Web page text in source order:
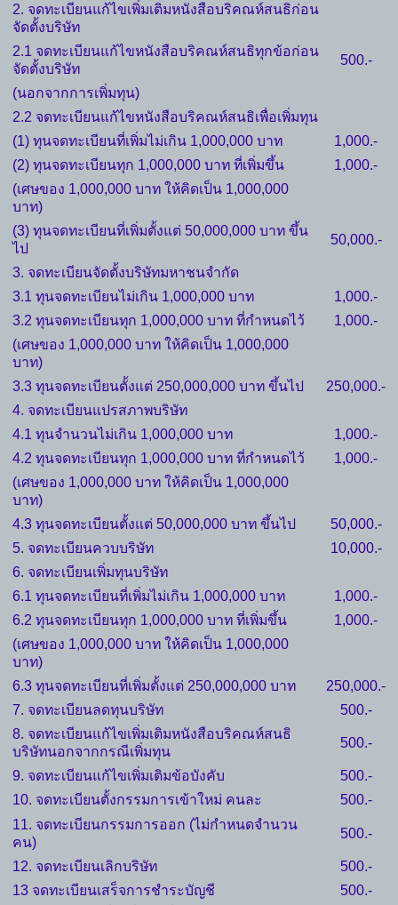
2. จดทะเบียนแก้ไขเพิ่มเติมหนังสือบริคณห์สนธิก่อน
จัดตั้งบริษัท
2.1 จดทะเบียนแก้ไขหนังสือบริคณห์สนธิทุกข้อก่อน
จัดตั้งบริษัท
500.-
(นอกจากการเพิ่มทุน)
2.2 จดทะเบียนแก้ไขหนังสือบริคณห์สนธิเพื่อเพิ่มทุน
(1) ทุนจดทะเบียนที่เพิ่มไม่เกิน 1,000,000 บาท
1,000.-
(2) ทุนจดทะเบียนทุก 1,000,000 บาท ที่เพิ่มขึ้น
1,000.-
(เศษของ 1,000,000 บาท ให้คิดเป็น 1,000,000
บาท)
(3) ทุนจดทะเบียนที่เพิ่มตั้งแต่ 50,000,000 บาท ขึ้น
ไป
50,000.-
3. จดทะเบียนจัดตั้งบริษัทมหาชนจำกัด
3.1 ทุนจดทะเบียนไม่เกิน 1,000,000 บาท
1,000.-
3.2 ทุนจดทะเบียนทุก 1,000,000 บาท ที่กำหนดไว้
1,000.-
(เศษของ 1,000,000 บาท ให้คิดเป็น 1,000,000
บาท)
3.3 ทุนจดทะเบียนตั้งแต่ 250,000,000 บาท ขึ้นไป
250,000.-
4. จดทะเบียนแปรสภาพบริษัท
4.1 ทุนจำนวนไม่เกิน 1,000,000 บาท
1,000.-
4.2 ทุนจดทะเบียนทุก 1,000,000 บาท ที่กำหนดไว้
1,000.-
(เศษของ 1,000,000 บาท ให้คิดเป็น 1,000,000
บาท)
4.3 ทุนจดทะเบียนตั้งแต่ 50,000,000 บาท ขึ้นไป
50,000.-
5. จดทะเบียนควบบริษัท
10,000.-
6. จดทะเบียนเพิ่มทุนบริษัท
6.1 ทุนจดทะเบียนที่เพิ่มไม่เกิน 1,000,000 บาท
1,000.-
6.2 ทุนจดทะเบียนทุก 1,000,000 บาท ที่เพิ่มขึ้น
1,000.-
(เศษของ 1,000,000 บาท ให้คิดเป็น 1,000,000
บาท)
6.3 ทุนจดทะเบียนที่เพิ่มตั้งแต่ 250,000,000 บาท
250,000.-
7. จดทะเบียนลดทุนบริษัท
500.-
8. จดทะเบียนแก้ไขเพิ่มเติมหนังสือบริคณห์สนธิ
บริษัทนอกจากกรณีเพิ่มทุน
500.-
9. จดทะเบียนแก้ไขเพิ่มเติมข้อบังคับ
500.-
10. จดทะเบียนตั้งกรรมการเข้าใหม่ คนละ
500.-
11. จดทะเบียนกรรมการออก (ไม่กำหนดจำนวน
คน)
500.-
12. จดทะเบียนเลิกบริษัท
500.-
13 จดทะเบียนเสร็จการชำระบัญชี
500.-